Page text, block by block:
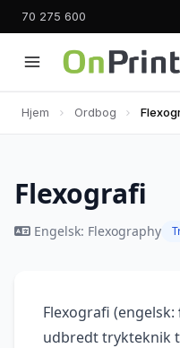
70 275 600
Hjem Ordbog
Flexografi
Engelsk: Flexography
Flexografi (engelsk:
udbredt trykteknik